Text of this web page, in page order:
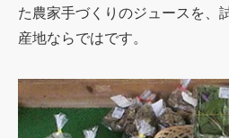
た農家手づくりのジュースを、
産地ならではです。